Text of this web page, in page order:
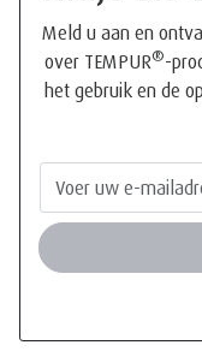
Meld u aan en
over TEMPUR®-
het gebruik en de